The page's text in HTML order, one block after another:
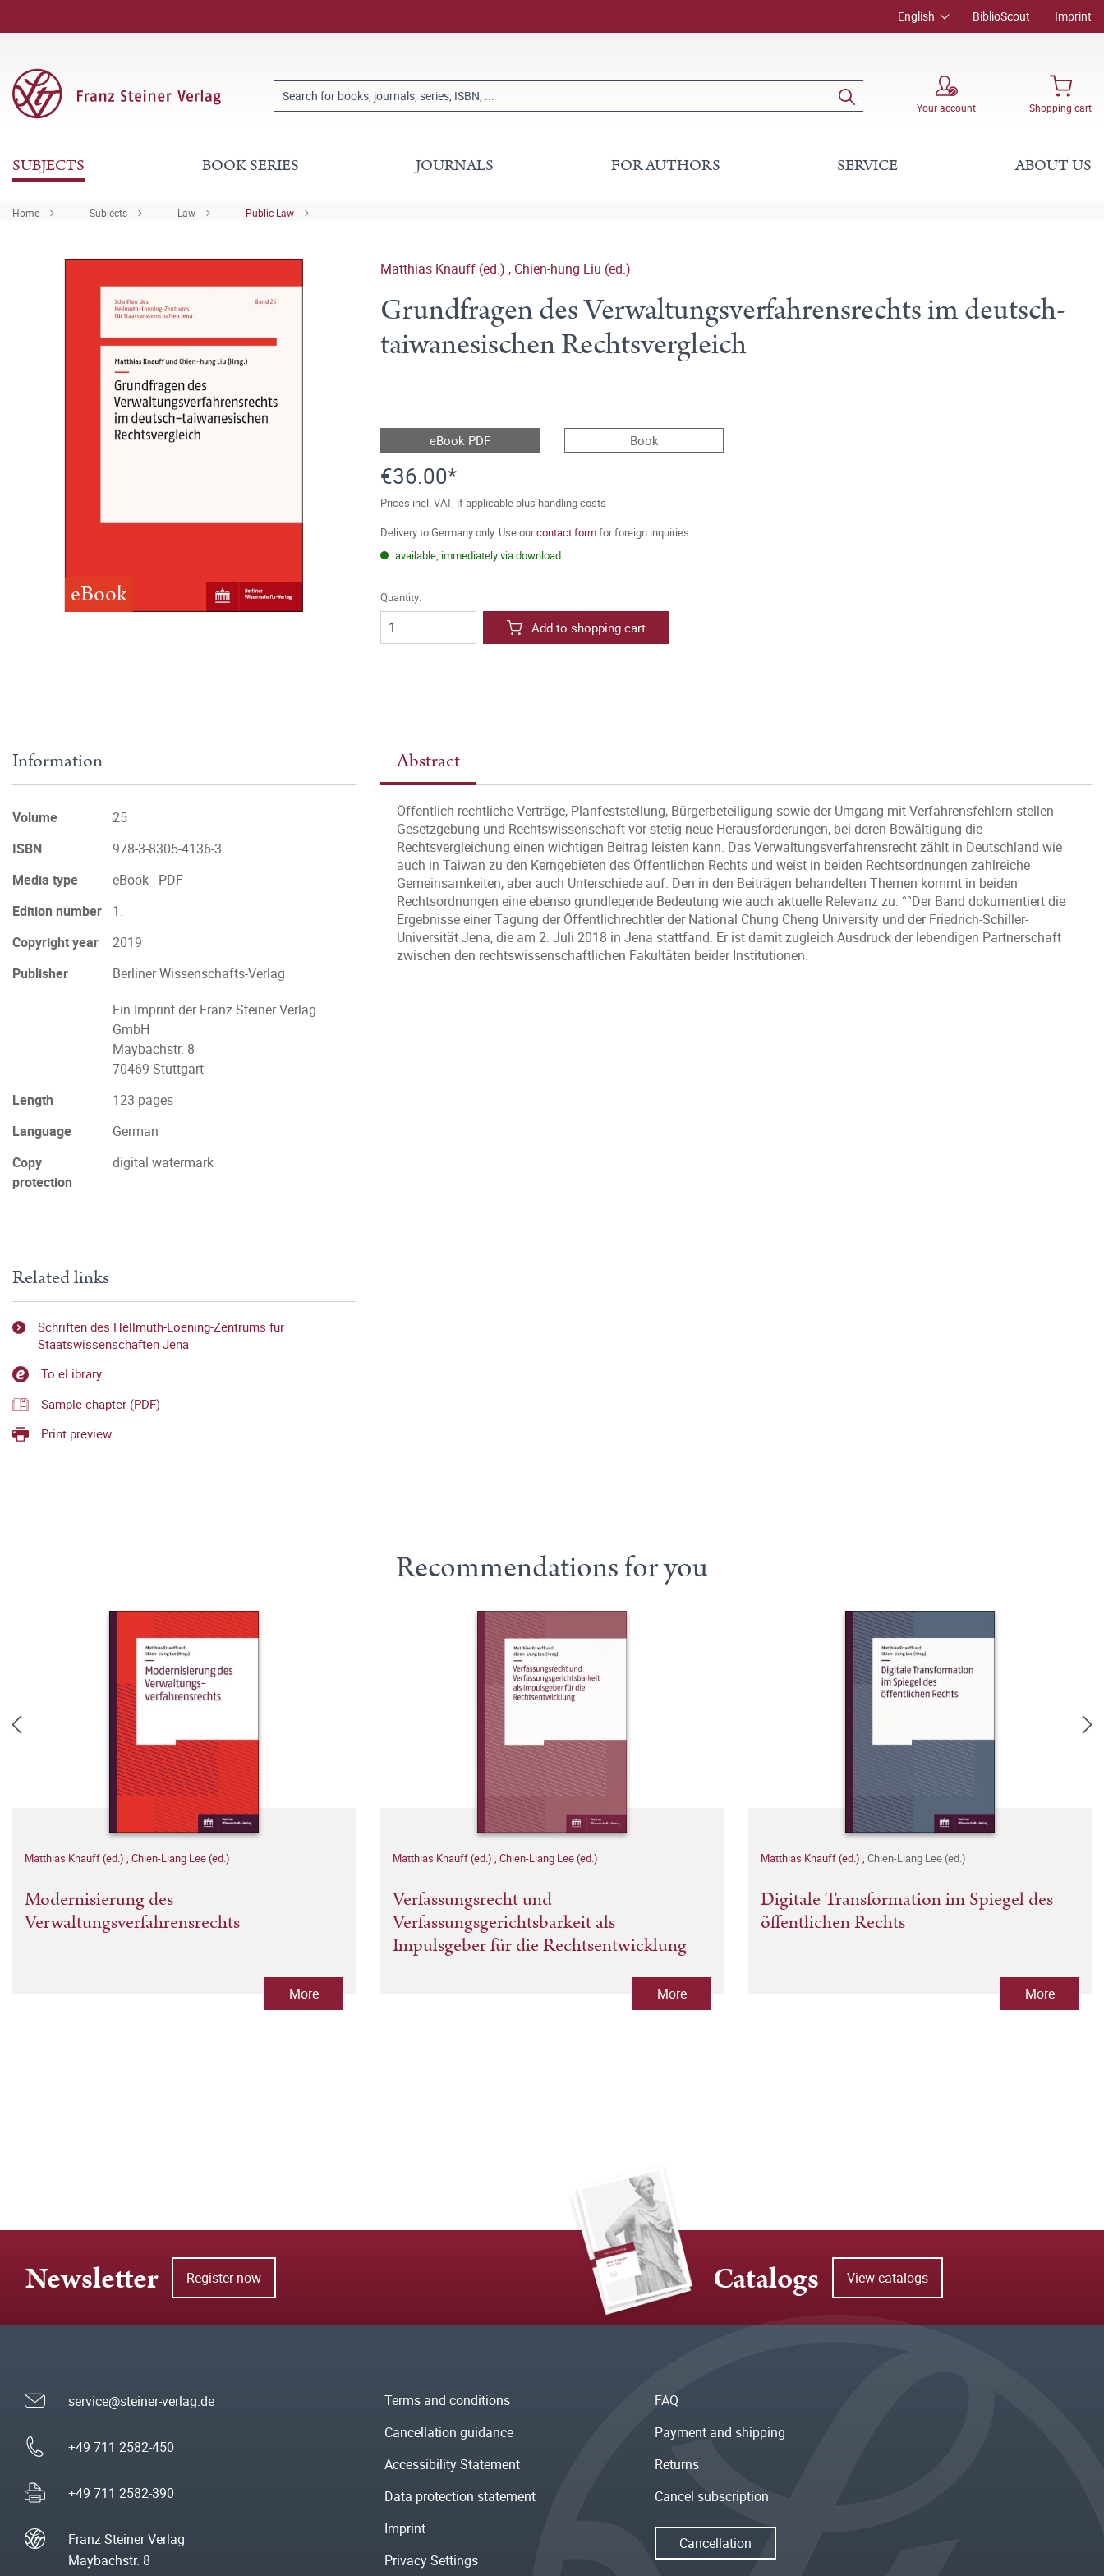
English BiblioScout Imprint
Your account Shopping cart
SUBJECTS BOOK SERIES JOURNALS FOR AUTHORS SERVICE ABOUT US
Home Subjects Law Public Law
eBook
Matthias Knauff (ed.) , Chien-hung Liu (ed.)
Grundfragen des Verwaltungsverfahrensrechts im deutsch-
taiwanesischen Rechtsvergleich
eBook PDF Book
€36.00*
Prices incl. VAT, if applicable plus handling costs
Delivery to Germany only. Use ourcontact formfor foreign inquiries.
available, immediately via download
Quantity:
Add to shopping cart
Abstract
Öffentlich-rechtliche Verträge, Planfeststellung, Bürgerbeteiligung sowie der Umgang mit Verfahrensfehlern stellen
Gesetzgebung und Rechtswissenschaft vor stetig neue Herausforderungen, bei deren Bewältigung die
Rechtsvergleichung einen wichtigen Beitrag leisten kann. Das Verwaltungsverfahrensrecht zählt in Deutschland wie
auch in Taiwan zu den Kerngebieten des Öffentlichen Rechts und weist in beiden Rechtsordnungen zahlreiche
Gemeinsamkeiten, aber auch Unterschiede auf. Den in den Beiträgen behandelten Themen kommt in beiden
Rechtsordnungen eine ebenso grundlegende Bedeutung wie auch aktuelle Relevanz zu. °°Der Band dokumentiert die
Ergebnisse einer Tagung der Öffentlichrechtler der National Chung Cheng University und der Friedrich-Schiller-
Universität Jena, die am 2. Juli 2018 in Jena stattfand. Er ist damit zugleich Ausdruck der lebendigen Partnerschaft
zwischen den rechtswissenschaftlichen Fakultäten beider Institutionen.
Information
Volume
25
ISBN
978-3-8305-4136-3
Media type
eBook - PDF
Edition number
1.
Copyright year
2019
Publisher
Berliner Wissenschafts-Verlag
Ein Imprint der Franz Steiner Verlag
GmbH
Maybachstr. 8
70469 Stuttgart
Length
123 pages
Language
German
Copy
protection
digital watermark
Related links
Schriften des Hellmuth-Loening-Zentrums für
Staatswissenschaften Jena
To eLibrary
Sample chapter (PDF)
Print preview
Recommendations for you
Matthias Knauff (ed.) , Chien-Liang Lee (ed.)
Modernisierung des
Verwaltungsverfahrensrechts
More
Matthias Knauff (ed.) , Chien-Liang Lee (ed.)
Verfassungsrecht und
Verfassungsgerichtsbarkeit als
Impulsgeber für die Rechtsentwicklung
More
Matthias Knauff (ed.) , Chien-Liang Lee (ed.)
Digitale Transformation im Spiegel des
öffentlichen Rechts
More
Newsletter Register now Catalogs View catalogs
service@steiner-verlag.de
+49 711 2582-450
+49 711 2582-390
Franz Steiner Verlag
Maybachstr. 8
Terms and conditions
Cancellation guidance
Accessibility Statement
Data protection statement
Imprint
Privacy Settings
FAQ
Payment and shipping
Returns
Cancel subscription
Cancellation